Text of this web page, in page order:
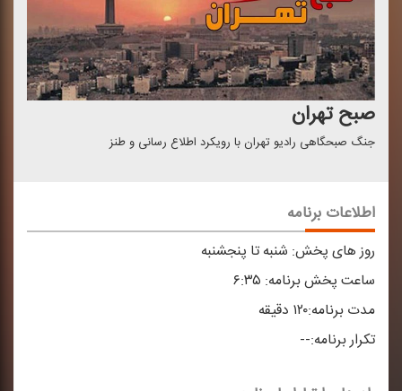
صبح تهران
جنگ صبحگاهی رادیو تهران با رویكرد اطلاع رسانی و طنز
اطلاعات برنامه
روز های پخش: شنبه تا پنجشنبه
ساعت پخش برنامه:
مدت برنامه:۱۲۰ دقیقه
تکرار برنامه:--